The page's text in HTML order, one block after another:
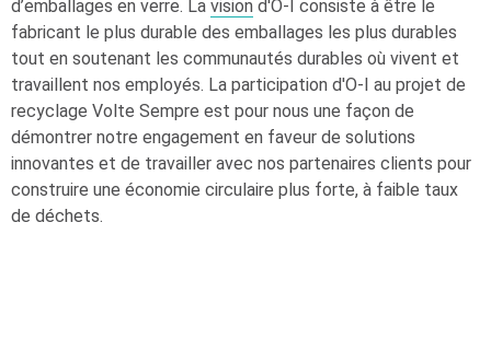
d’emballages en verre. La vision d'O-I consiste à être le
fabricant le plus durable des emballages les plus durables
tout en soutenant les communautés durables où vivent et
travaillent nos employés. La participation d'O-I au projet de
recyclage Volte Sempre est pour nous une façon de
démontrer notre engagement en faveur de solutions
innovantes et de travailler avec nos partenaires clients pour
construire une économie circulaire plus forte, à faible taux
de déchets.